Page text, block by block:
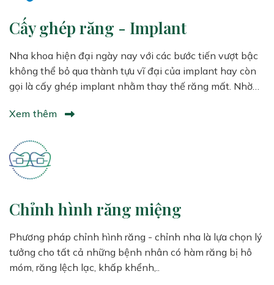
Cấy ghép răng - Implant
Nha khoa hiện đại ngày nay với các bước tiến vượt bậc
không thể bỏ qua thành tựu vĩ đại của implant hay còn
gọi là cấy ghép implant nhằm thay thế răng mất. Nhờ
mọi người.
Xem thêm
Chỉnh hình răng miệng
Phương pháp chỉnh hình răng - chỉnh nha là lựa chọn lý
tưởng cho tất cả những bệnh nhân có hàm răng bị hô
móm, răng lệch lạc, khấp khểnh,..